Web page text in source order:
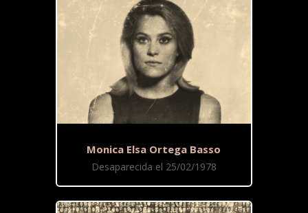
Monica Elsa Ortega Basso
Desaparecida el 25/02/1978